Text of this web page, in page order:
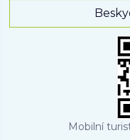
Mobilní